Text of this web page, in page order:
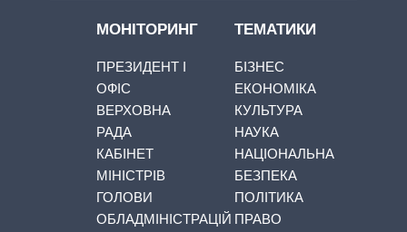
МОНІТОРИНГ
ПРЕЗИДЕНТ І
ОФІС
ВЕРХОВНА
РАДА
КАБІНЕТ
МІНІСТРІВ
ГОЛОВИ
ОБЛАДМІНІСТРАЦІЙ
ТЕМАТИКИ
БІЗНЕС
ЕКОНОМІКА
КУЛЬТУРА
НАУКА
НАЦІОНАЛЬНА
БЕЗПЕКА
ПОЛІТИКА
ПРАВО